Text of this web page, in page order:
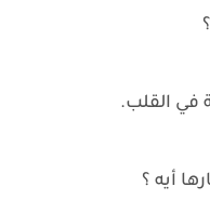
في القلب.
أيه ؟